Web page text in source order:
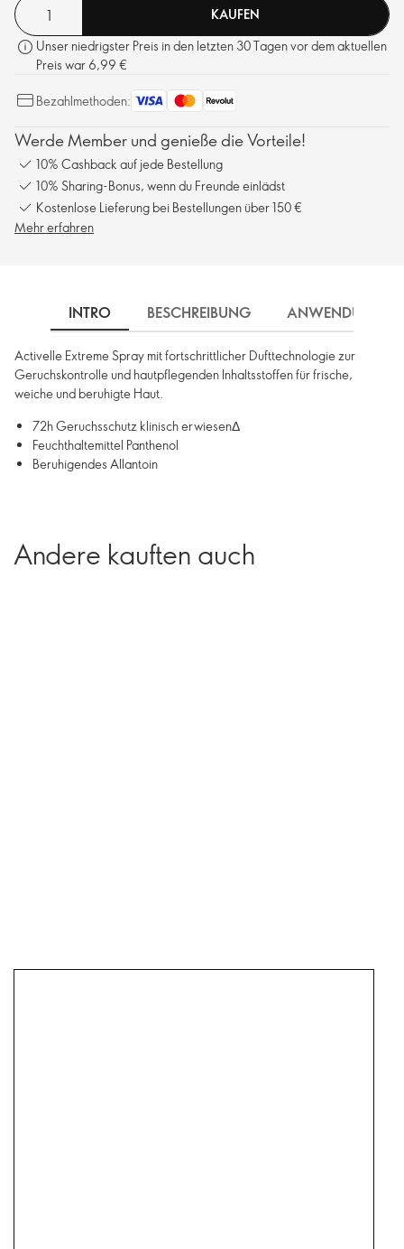
KAUFEN
Unser niedrigster Preis in den letzten 30 Tagen vor dem aktuellen
Preis war 6,99 €
Bezahlmethoden:
Werde Member und genieße die Vorteile!
10% Cashback auf jede Bestellung
10% Sharing-Bonus, wenn du Freunde einlädst
Kostenlose Lieferung bei Bestellungen über 150 €
Mehr erfahren
INTRO BESCHREIBUNG ANWENDUNG
Activelle Extreme Spray mit fortschrittlicher Dufttechnologie zur
Geruchskontrolle und hautpflegenden Inhaltsstoffen für frische,
weiche und beruhigte Haut.
72h Geruchsschutz klinisch erwiesenΔ
Feuchthaltemittel Panthenol
Beruhigendes Allantoin
Andere kauften auch